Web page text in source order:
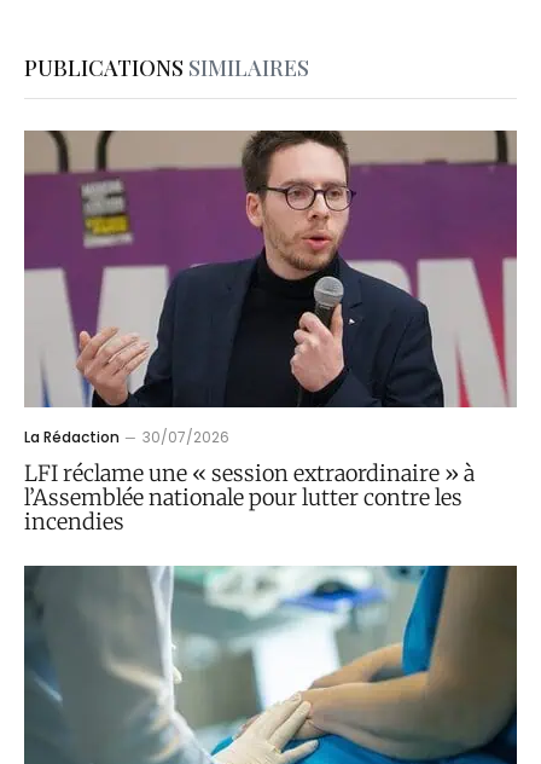
PUBLICATIONS SIMILAIRES
La Rédaction 30/07/2026
LFI réclame une « session extraordinaire » à
l’Assemblée nationale pour lutter contre les
incendies